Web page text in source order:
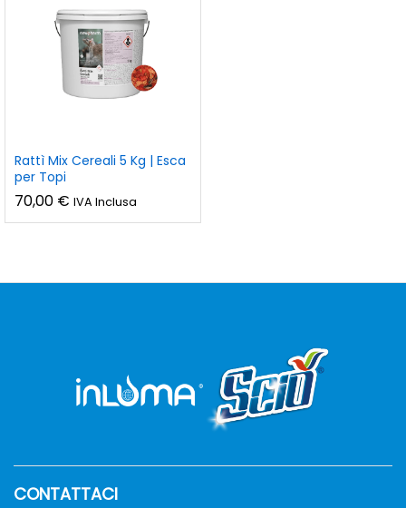
Rattì Mix Cereali 5 Kg | Esca
per Topi
70,00 € IVA Inclusa
CONTATTACI